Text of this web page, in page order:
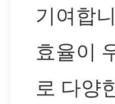
기여합
효율이
로 다양